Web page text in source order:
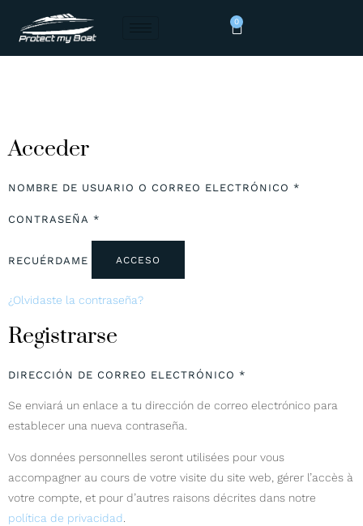
0
Acceder
NOMBRE DE USUARIO O CORREO ELECTRÓNICO *
CONTRASEÑA *
RECUÉRDAME ACCESO
¿Olvidaste la contraseña?
Registrarse
DIRECCIÓN DE CORREO ELECTRÓNICO *
Se enviará un enlace a tu dirección de correo electrónico para
establecer una nueva contraseña.
Vos données personnelles seront utilisées pour vous
accompagner au cours de votre visite du site web, gérer l’accès à
votre compte, et pour d’autres raisons décrites dans notre
política de privacidad.